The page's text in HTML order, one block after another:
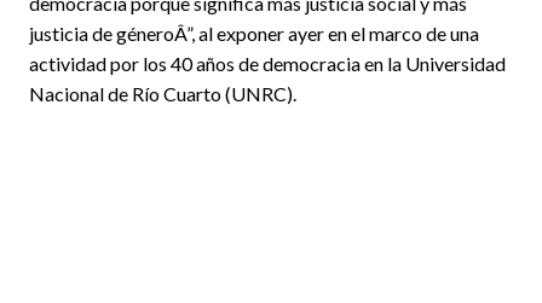
justicia de géneroÂ”, al exponer ayer en el marco de una
actividad por los 40 años de democracia en la Universidad
Nacional de Río Cuarto (UNRC).